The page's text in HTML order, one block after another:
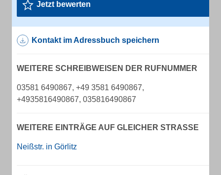
Jetzt bewerten
Kontakt im Adressbuch speichern
WEITERE SCHREIBWEISEN DER RUFNUMMER
03581 6490867, +49 3581 6490867,
+4935816490867, 035816490867
WEITERE EINTRÄGE AUF GLEICHER STRASSE
Neißstr. in Görlitz